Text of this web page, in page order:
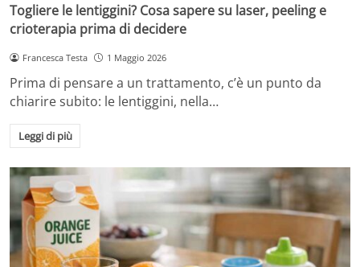
Togliere le lentiggini? Cosa sapere su laser, peeling e
crioterapia prima di decidere
Francesca Testa 1 Maggio 2026
Prima di pensare a un trattamento, c’è un punto da
chiarire subito: le lentiggini, nella…
Leggi di più